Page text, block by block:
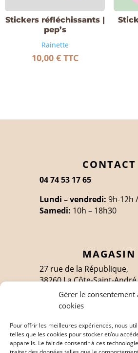
Gérer le consentement
cookies
Pour offrir les meilleures expériences, nous
telles que les cookies pour stocker et/ou
appareils. Le fait de consentir à ces
Stickers réfléchissants |
pep’s
Rainette
10,00 € TTC
CONTACT
04 74 53 17 65
Lundi – vendredi: 9h-12h
Samedi: 10h – 18h30
MAGASIN
27 rue de la République,
38260 La Côte-Saint-André
SUIVEZ-MOI